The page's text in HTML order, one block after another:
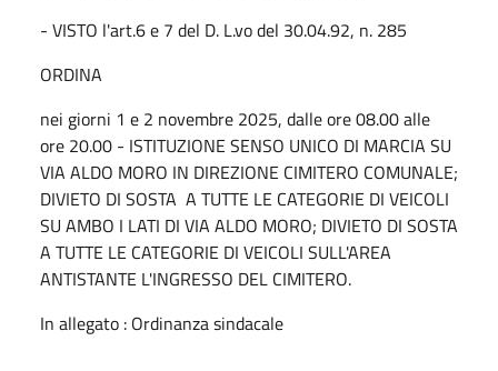
- VISTO l'art.6 e 7 del D. L.vo del 30.04.92, n. 285
ORDINA
nei giorni 1 e 2 novembre 2025, dalle ore 08.00 alle
ore 20.00 - ISTITUZIONE SENSO UNICO DI MARCIA SU
VIA ALDO MORO IN DIREZIONE CIMITERO COMUNALE;
DIVIETO DI SOSTA A TUTTE LE CATEGORIE DI VEICOLI
SU AMBO I LATI DI VIA ALDO MORO; DIVIETO DI SOSTA
A TUTTE LE CATEGORIE DI VEICOLI SULL'AREA
ANTISTANTE L'INGRESSO DEL CIMITERO.
In allegato : Ordinanza sindacale